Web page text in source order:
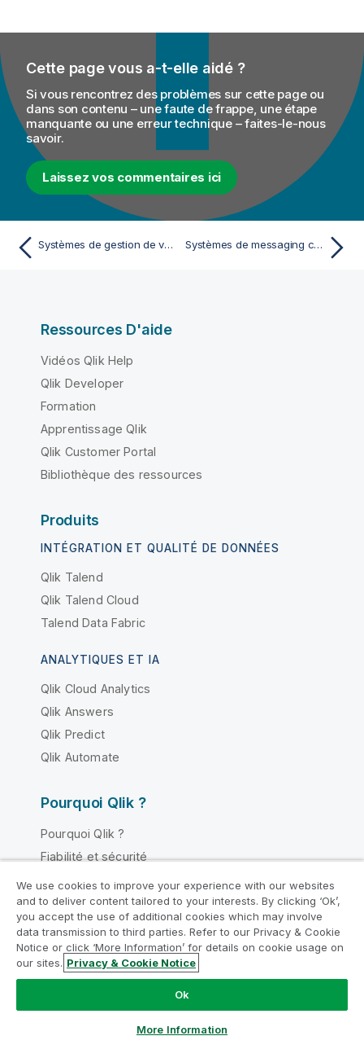
Cette page vous a-t-elle aidé ?
Si vous rencontrez des problèmes sur cette page ou
dans son contenu – une faute de frappe, une étape
manquante ou une erreur technique – faites-le-nous
savoir.
Laissez vos commentaires ici
Systèmes de gestion de versions compatibles Systèmes de messaging compatibles
Ressources D'aide
Vidéos Qlik Help
Qlik Developer
Formation
Apprentissage Qlik
Qlik Customer Portal
Bibliothèque des ressources
Produits
INTÉGRATION ET QUALITÉ DE DONNÉES
Qlik Talend
Qlik Talend Cloud
Talend Data Fabric
ANALYTIQUES ET IA
Qlik Cloud Analytics
Qlik Answers
Qlik Predict
Qlik Automate
Pourquoi Qlik ?
Pourquoi Qlik ?
Fiabilité et sécurité
Fiabilité et confidentialité
Fiabilité et IA
Pourquoi Qlik pour l'IA ?
Comparaison de Qlik et de la concurrence
Partenaires technologiques
Sources et cibles de données
We use cookies to improve your experience with our websites
and to deliver content tailored to your interests. By clicking ‘Ok’,
you accept the use of additional cookies which may involve
data transmission to third parties. Refer to our Privacy & Cookie
Notice or click ‘More Information’ for details on cookie usage on
our sites. Privacy & Cookie Notice
Ok
More Information